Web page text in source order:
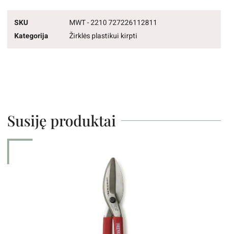
SKU
MWT - 2210 727226112811
Kategorija
Žirklės plastikui kirpti
Susiję produktai